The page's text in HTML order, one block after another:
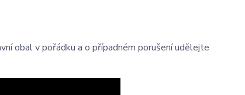
obal v pořádku a o případném porušení udělejte